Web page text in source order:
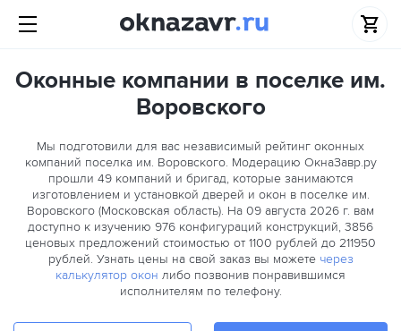
Оконные компании в поселке им.
Воровского
Мы подготовили для вас независимый рейтинг оконных
компаний поселка им. Воровского. Модерацию ОкнаЗавр.ру
прошли 49компаний и бригад, которые занимаются
изготовлением и установкой дверей и окон в поселке им.
Воровского (Московская область). На 09 августа 2026 г. вам
доступно к изучению 976 конфигураций конструкций, 3856
ценовых предложений стоимостью от 1100 рублей до 211950
рублей. Узнать цены на свой заказ вы можете через
калькулятор окон либо позвонив понравившимся
исполнителям по телефону.